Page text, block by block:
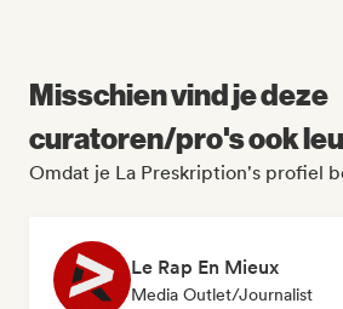
Misschien vind je deze
curatoren/pro's ook
Omdat je La Preskription's profiel
Le Rap En Mieux
Media Outlet/Journalist